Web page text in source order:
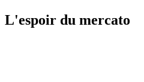
L'espoir du mercato